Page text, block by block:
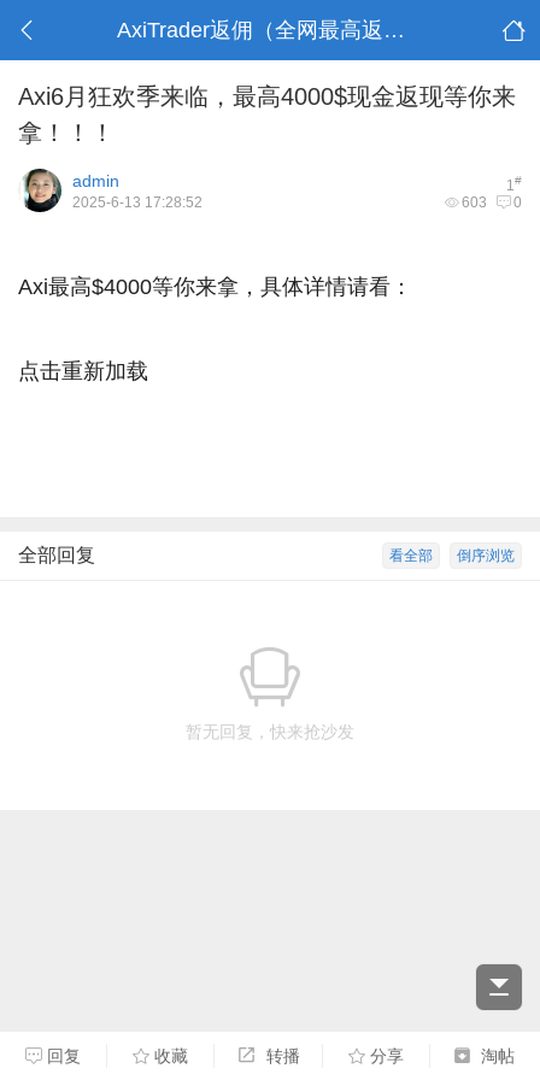
AxiTrader返佣（全网最高返佣）
Axi6月狂欢季来临，最高4000$现金返现等你来
拿！！！
1#
admin
603 0
2025-6-13 17:28:52
Axi最高$4000等你来拿，具体详情请看：
点击重新加载
倒序浏览
看全部
全部回复
暂无回复，快来抢沙发
回复 收藏 转播 分享 淘帖